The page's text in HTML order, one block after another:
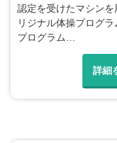
認定を受けたマシン
リジナル体操プログ
プログラム…
詳細